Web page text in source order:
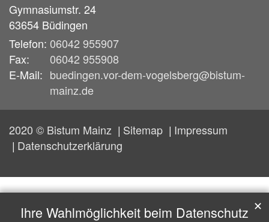
Gymnasiumstr. 24
63654 Büdingen
Telefon: 06042 955907
Fax:
06042 955908
E-Mail: buedingen.vor-dem-vogelsberg@bistum-
mainz.de
2020 © Bistum Mainz Sitemap
Impressum
Datenschutzerklärung
Ihre Wahlmöglichkeit beim Datenschutz ✕